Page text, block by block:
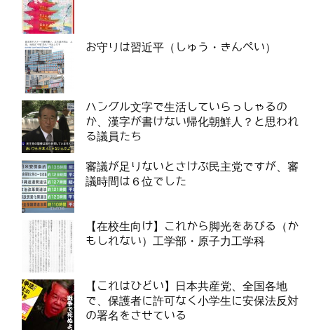
お守りは習近平（しゅう・きんぺい）
ハングル文字で生活していらっしゃるの
か、漢字が書けない帰化朝鮮人？と思われ
る議員たち
審議が足りないとさけぶ民主党ですが、審
議時間は６位でした
【在校生向け】これから脚光をあびる（か
もしれない）工学部・原子力工学科
【これはひどい】日本共産党、全国各地
で、保護者に許可なく小学生に安保法反対
の署名をさせている